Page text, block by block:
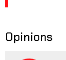
Opinions